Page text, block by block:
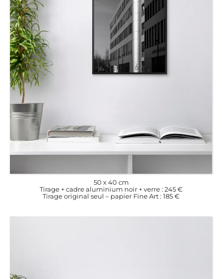
50 x 40 cm
Tirage + cadre aluminium noir + verre : 245 €
Tirage original seul – papier Fine Art : 185 €